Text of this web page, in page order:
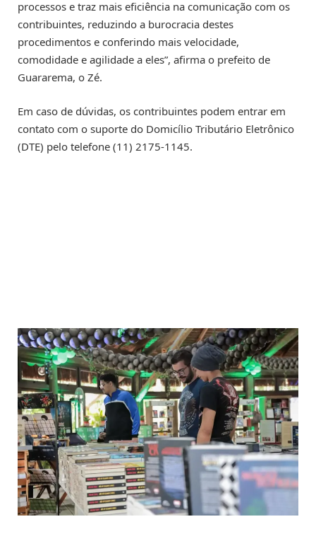
processos e traz mais eficiência na comunicação com os
contribuintes, reduzindo a burocracia destes
procedimentos e conferindo mais velocidade,
comodidade e agilidade a eles”, afirma o prefeito de
Guararema, o Zé.
Em caso de dúvidas, os contribuintes podem entrar em
contato com o suporte do Domicílio Tributário Eletrônico
(DTE) pelo telefone (11) 2175-1145.